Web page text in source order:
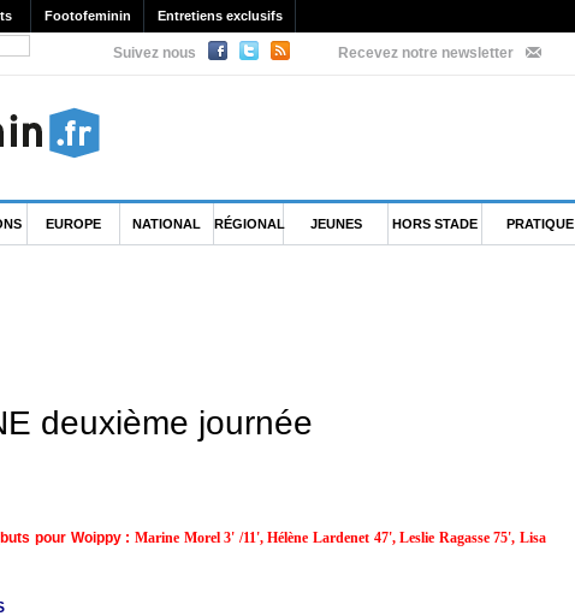
Footofeminin Entretiens exclusifs
Suivez nous Recevez notre newsletter
EUROPE NATIONAL RÉGIONAL JEUNES HORS STADE PRATIQUE
deuxième journée
pour Woippy : Marine Morel 3' /11', Hélène Lardenet 47', Leslie Ragasse 75', Lisa